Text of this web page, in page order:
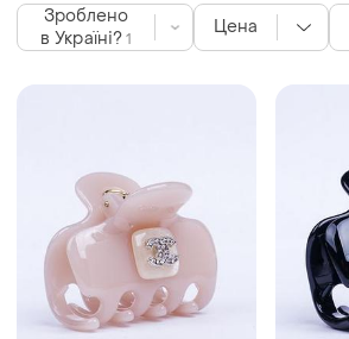
Зроблено
в Україні?1
Цена